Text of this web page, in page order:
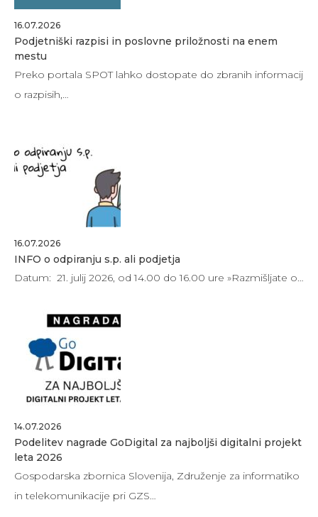
16.07.2026
Podjetniški razpisi in poslovne priložnosti na enem
mestu
Preko portala SPOT lahko dostopate do zbranih informacij
o razpisih,…
16.07.2026
INFO o odpiranju s.p. ali podjetja
Datum: 21. julij 2026, od 14.00 do 16.00 ure »Razmišljate o…
14.07.2026
Podelitev nagrade GoDigital za najboljši digitalni projekt
leta 2026
Gospodarska zbornica Slovenija, Združenje za informatiko
in telekomunikacije pri GZS…